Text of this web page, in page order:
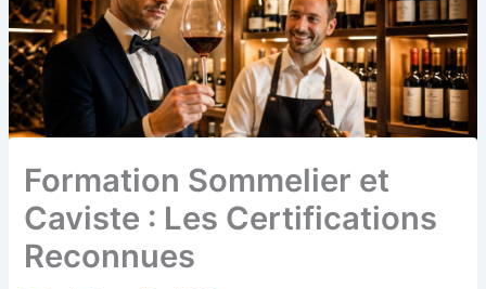
Formation Sommelier et
Caviste : Les Certifications
Reconnues